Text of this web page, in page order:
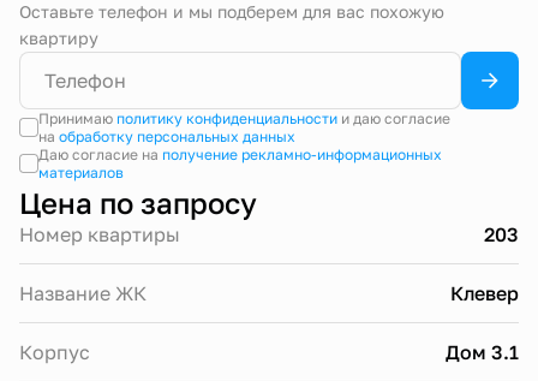
Оставьте телефон и мы подберем для вас похожую
квартиру
Принимаю политику конфиденциальностии даю согласие
на обработку персональных данных
Даю согласие на получение рекламно-информационных
материалов
Цена по запросу
Номер квартиры 203
Название ЖК Клевер
Корпус Дом 3.1